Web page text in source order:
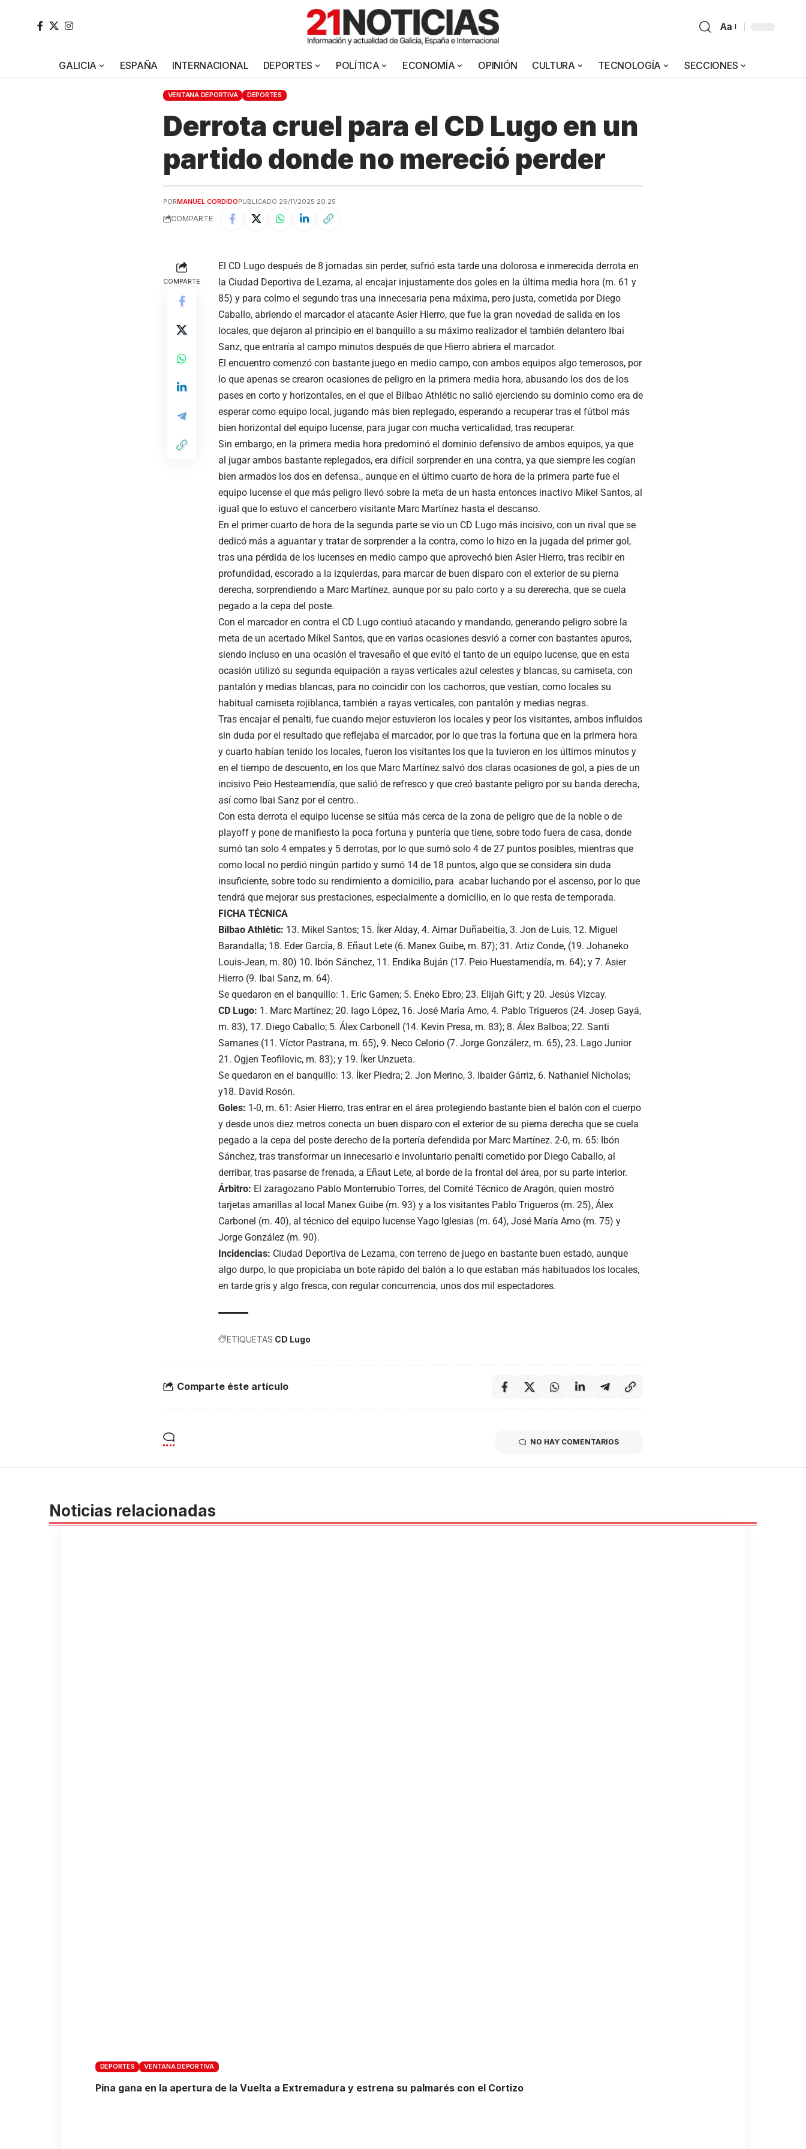
Aa
GALICIA ESPAÑA INTERNACIONAL DEPORTES POLÍTICA ECONOMÍA OPINIÓN CULTURA TECNOLOGÍA SECCIONES
VENTANA DEPORTIVA DEPORTES
Derrota cruel para el CD Lugo en un
partido donde no mereció perder
PORMANUEL CORDIDOPUBLICADO 29/11/2025 20:25
COMPARTE
COMPARTE
El CD Lugo después de 8 jornadas sin perder, sufrió esta tarde una dolorosa e inmerecida derrota en
la Ciudad Deportiva de Lezama, al encajar injustamente dos goles en la última media hora (m. 61 y
85) y para colmo el segundo tras una innecesaria pena máxima, pero justa, cometida por Diego
Caballo, abriendo el marcador el atacante Asier Hierro, que fue la gran novedad de salida en los
locales, que dejaron al principio en el banquillo a su máximo realizador el también delantero Ibai
Sanz, que entraría al campo minutos después de que Hierro abriera el marcador.
El encuentro comenzó con bastante juego en medio campo, con ambos equipos algo temerosos, por
lo que apenas se crearon ocasiones de peligro en la primera media hora, abusando los dos de los
pases en corto y horizontales, en el que el Bilbao Athlétic no salió ejerciendo su dominio como era de
esperar como equipo local, jugando más bien replegado, esperando a recuperar tras el fútbol más
bien horizontal del equipo lucense, para jugar con mucha verticalidad, tras recuperar.
Sin embargo, en la primera media hora predominó el dominio defensivo de ambos equipos, ya que
al jugar ambos bastante replegados, era difícil sorprender en una contra, ya que siempre les cogían
bien armados los dos en defensa., aunque en el último cuarto de hora de la primera parte fue el
equipo lucense el que más peligro llevó sobre la meta de un hasta entonces inactivo Mikel Santos, al
igual que lo estuvo el cancerbero visitante Marc Martínez hasta el descanso.
En el primer cuarto de hora de la segunda parte se vio un CD Lugo más incisivo, con un rival que se
dedicó más a aguantar y tratar de sorprender a la contra, como lo hizo en la jugada del primer gol,
tras una pérdida de los lucenses en medio campo que aprovechó bien Asier Hierro, tras recibir en
profundidad, escorado a la izquierdas, para marcar de buen disparo con el exterior de su pierna
derecha, sorprendiendo a Marc Martínez, aunque por su palo corto y a su dererecha, que se cuela
pegado a la cepa del poste.
Con el marcador en contra el CD Lugo contiuó atacando y mandando, generando peligro sobre la
meta de un acertado Míkel Santos, que en varias ocasiones desvió a corner con bastantes apuros,
siendo incluso en una ocasión el travesaño el que evitó el tanto de un equipo lucense, que en esta
ocasión utilizó su segunda equipación a rayas verticales azul celestes y blancas, su camiseta, con
pantalón y medias blancas, para no coincidir con los cachorros, que vestían, como locales su
habitual camiseta rojiblanca, también a rayas verticales, con pantalón y medias negras.
Tras encajar el penalti, fue cuando mejor estuvieron los locales y peor los visitantes, ambos influidos
sin duda por el resultado que reflejaba el marcador, por lo que tras la fortuna que en la primera hora
y cuarto habían tenido los locales, fueron los visitantes los que la tuvieron en los últimos minutos y
en el tiempo de descuento, en los que Marc Martínez salvó dos claras ocasiones de gol, a pies de un
incisivo Peio Hesteamendía, que salió de refresco y que creó bastante peligro por su banda derecha,
así como Ibai Sanz por el centro..
Con esta derrota el equipo lucense se sitúa más cerca de la zona de peligro que de la noble o de
playoff y pone de manifiesto la poca fortuna y puntería que tiene, sobre todo fuera de casa, donde
sumó tan solo 4 empates y 5 derrotas, por lo que sumó solo 4 de 27 puntos posibles, mientras que
como local no perdió ningún partido y sumó 14 de 18 puntos, algo que se considera sin duda
insuficiente, sobre todo su rendimiento a domicilio, para acabar luchando por el ascenso, por lo que
tendrá que mejorar sus prestaciones, especialmente a domicilio, en lo que resta de temporada.
FICHA TÉCNICA
Bilbao Athlétic: 13. Mikel Santos; 15. Íker Alday, 4. Aimar Duñabeitia, 3. Jon de Luis, 12. Miguel
Barandalla; 18. Eder García, 8. Eñaut Lete (6. Manex Guibe, m. 87); 31. Artiz Conde, (19. Johaneko
Louis-Jean, m. 80) 10. Ibón Sánchez, 11. Endika Buján (17. Peio Huestamendía, m. 64); y 7. Asier
Hierro (9. Ibai Sanz, m. 64).
Se quedaron en el banquillo: 1. Eric Gamen; 5. Eneko Ebro; 23. Elijah Gift; y 20. Jesús Vizcay.
CD Lugo: 1. Marc Martínez; 20. Iago López, 16. José María Amo, 4. Pablo Trigueros (24. Josep Gayá,
m. 83), 17. Diego Caballo; 5. Álex Carbonell (14. Kevin Presa, m. 83); 8. Álex Balboa; 22. Santi
Samanes (11. Víctor Pastrana, m. 65), 9. Neco Celorio (7. Jorge Gonzálerz, m. 65), 23. Lago Junior
21. Ogjen Teofilovic, m. 83); y 19. Íker Unzueta.
Se quedaron en el banquillo: 13. Íker Piedra; 2. Jon Merino, 3. Ibaider Gárriz, 6. Nathaniel Nicholas;
y18. David Rosón.
Goles: 1-0, m. 61: Asier Hierro, tras entrar en el área protegiendo bastante bien el balón con el cuerpo
y desde unos diez metros conecta un buen disparo con el exterior de su pierna derecha que se cuela
pegado a la cepa del poste derecho de la portería defendida por Marc Martínez. 2-0, m. 65: Ibón
Sánchez, tras transformar un innecesario e involuntario penalti cometido por Diego Caballo, al
derribar, tras pasarse de frenada, a Eñaut Lete, al borde de la frontal del área, por su parte interior.
Árbitro: El zaragozano Pablo Monterrubio Torres, del Comité Técnico de Aragón, quien mostró
tarjetas amarillas al local Manex Guibe (m. 93) y a los visitantes Pablo Trigueros (m. 25), Álex
Carbonel (m. 40), al técnico del equipo lucense Yago Iglesias (m. 64), José María Amo (m. 75) y
Jorge González (m. 90).
Incidencias: Ciudad Deportiva de Lezama, con terreno de juego en bastante buen estado, aunque
algo durpo, lo que propiciaba un bote rápido del balón a lo que estaban más habituados los locales,
en tarde gris y algo fresca, con regular concurrencia, unos dos mil espectadores.
ETIQUETAS CD Lugo
Comparte éste artículo
NO HAY COMENTARIOS
Noticias relacionadas
DEPORTES VENTANA DEPORTIVA
Pina gana en la apertura de la Vuelta a Extremadura y estrena su palmarés con el Cortizo